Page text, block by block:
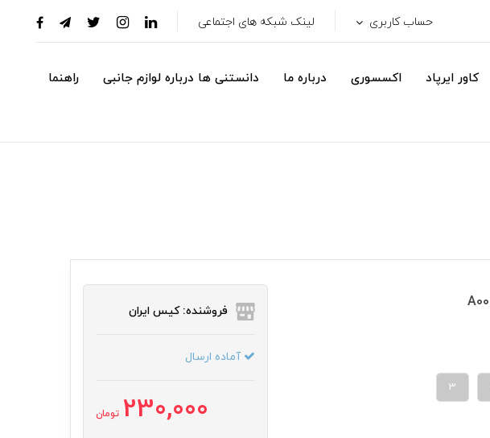
حساب کاربری لینک شبکه های اجتماعی
کاور ایرپاد اکسسوری درباره ما دانستنی ها درباره لوازم جانبی راهنما
3
فروشنده: کیس ایران
آماده ارسال
230,000 تومان